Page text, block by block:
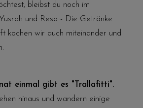
bleibst du noch im
und Resa - Die Getränke
kochen wir auch miteinander und
einmal gibt es "Trallafitti".
hinaus und wandern einige